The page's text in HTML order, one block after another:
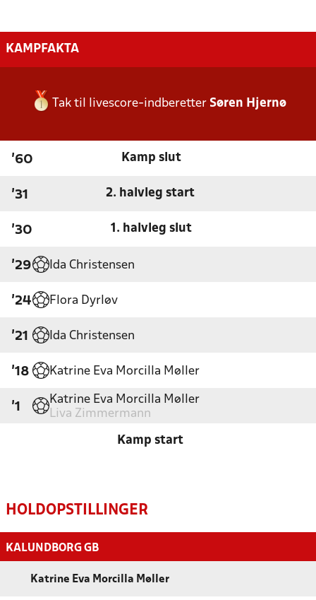
KAMPFAKTA
Tak til livescore-indberetter Søren Hjernø
'60 Kamp slut
'31 2. halvleg start
'30 1. halvleg slut
'29 Ida Christensen
'24 Flora Dyrløv
'21 Ida Christensen
'18 Katrine Eva Morcilla Møller
'1
Katrine Eva Morcilla Møller
Liva Zimmermann
Kamp start
HOLDOPSTILLINGER
KALUNDBORG GB
Katrine Eva Morcilla Møller